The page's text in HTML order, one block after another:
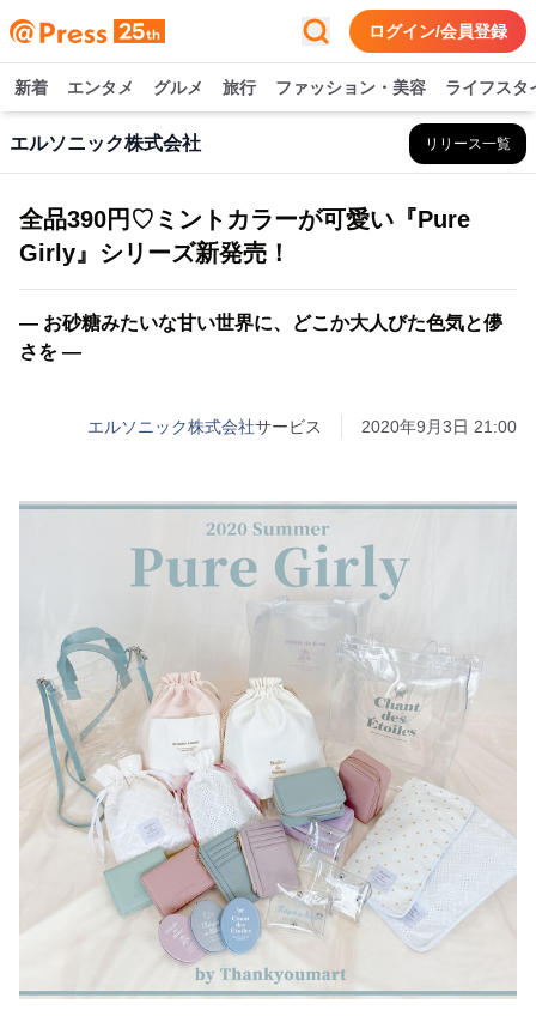
ログイン/会員登録
新着 エンタメ グルメ 旅行 ファッション・美容 ライフスタ
エルソニック株式会社 リリース一覧
全品390円♡ミントカラーが可愛い『Pure
Girly』シリーズ新発売！
― お砂糖みたいな甘い世界に、どこか大人びた色気と儚
さを ―
エルソニック株式会社サービス 2020年9月3日 21:00